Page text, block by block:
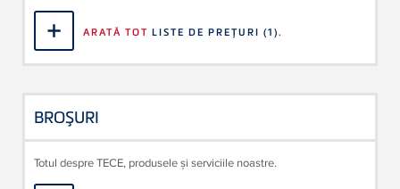
ARATĂ TOT LISTE DE PREŢURI (1).
BROŞURI
Totul despre TECE, produsele și serviciile noastre.